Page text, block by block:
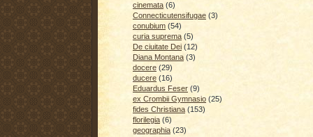
cinemata (6)
Connecticutensifugae (3)
conubium (54)
curia suprema (5)
De ciuitate Dei (12)
Diana Montana (3)
docere (29)
ducere (16)
Eduardus Feser (9)
ex Crombii Gymnasio (25)
fides Christiana (153)
florilegia (6)
geographia (23)